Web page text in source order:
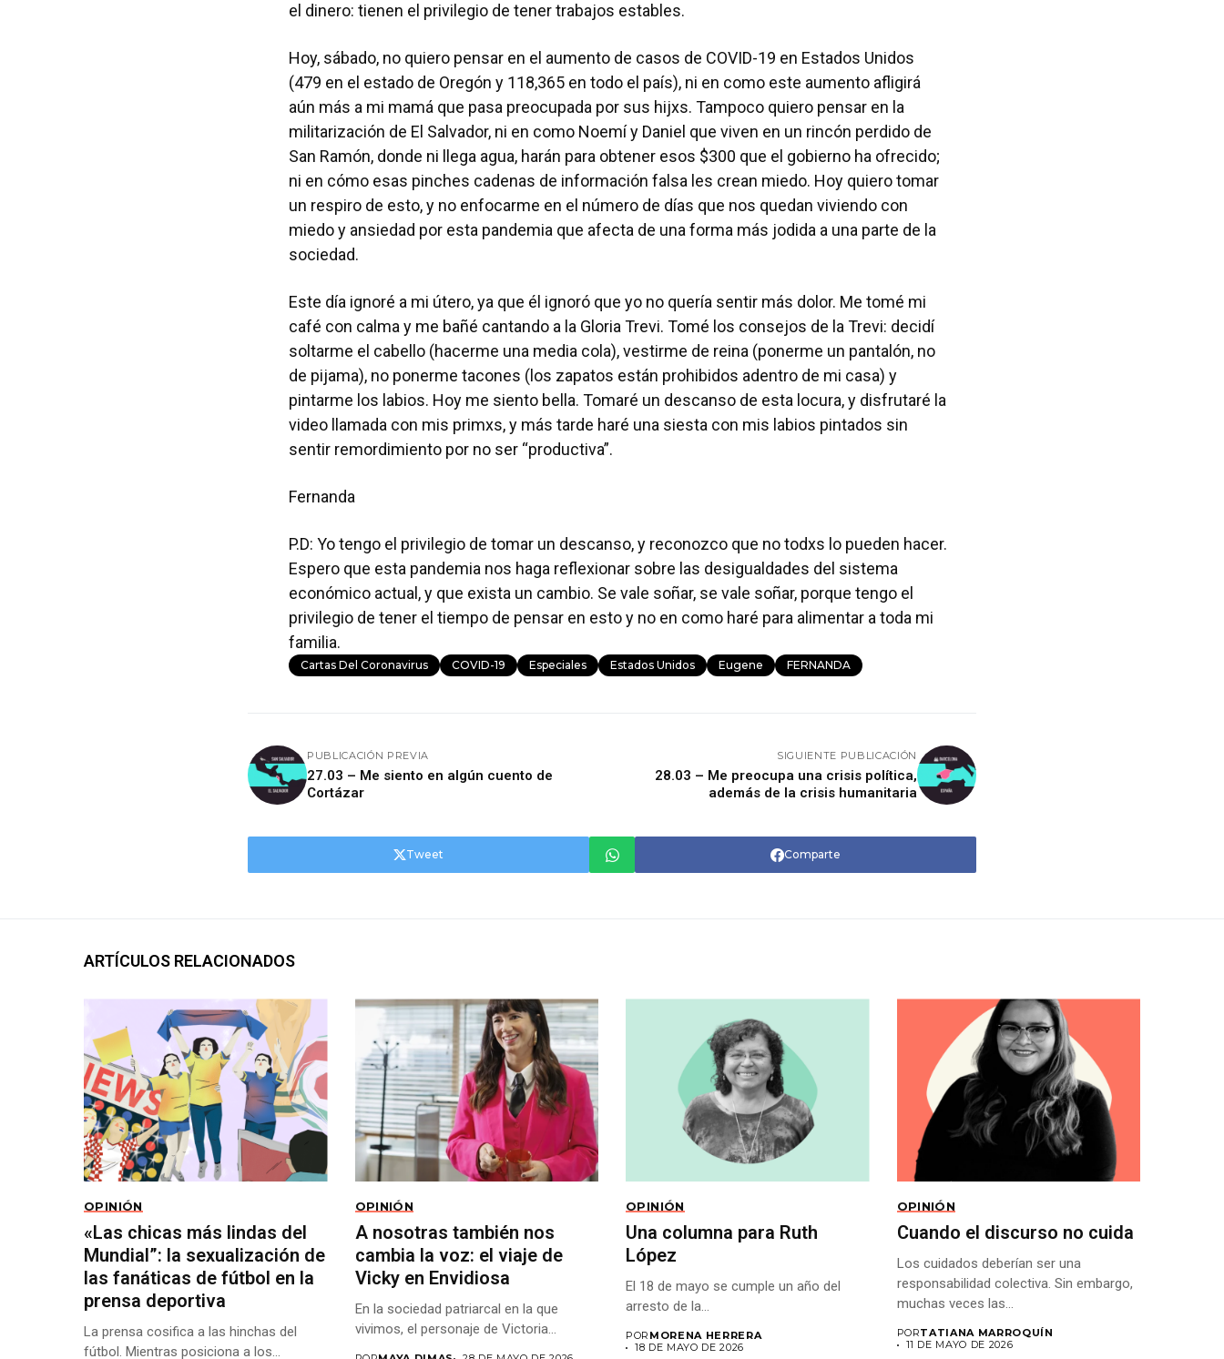
el dinero: tienen el privilegio de tener trabajos estables.
Hoy, sábado, no quiero pensar en el aumento de casos de COVID-19 en Estados Unidos
(479 en el estado de Oregón y 118,365 en todo el país), ni en como este aumento afligirá
aún más a mi mamá que pasa preocupada por sus hijxs. Tampoco quiero pensar en la
militarización de El Salvador, ni en como Noemí y Daniel que viven en un rincón perdido de
San Ramón, donde ni llega agua, harán para obtener esos $300 que el gobierno ha ofrecido;
ni en cómo esas pinches cadenas de información falsa les crean miedo. Hoy quiero tomar
un respiro de esto, y no enfocarme en el número de días que nos quedan viviendo con
miedo y ansiedad por esta pandemia que afecta de una forma más jodida a una parte de la
sociedad.
Este día ignoré a mi útero, ya que él ignoró que yo no quería sentir más dolor. Me tomé mi
café con calma y me bañé cantando a la Gloria Trevi. Tomé los consejos de la Trevi: decidí
soltarme el cabello (hacerme una media cola), vestirme de reina (ponerme un pantalón, no
de pijama), no ponerme tacones (los zapatos están prohibidos adentro de mi casa) y
pintarme los labios. Hoy me siento bella. Tomaré un descanso de esta locura, y disfrutaré la
video llamada con mis primxs, y más tarde haré una siesta con mis labios pintados sin
sentir remordimiento por no ser “productiva”.
Fernanda
P.D: Yo tengo el privilegio de tomar un descanso, y reconozco que no todxs lo pueden hacer.
Espero que esta pandemia nos haga reflexionar sobre las desigualdades del sistema
económico actual, y que exista un cambio. Se vale soñar, se vale soñar, porque tengo el
privilegio de tener el tiempo de pensar en esto y no en como haré para alimentar a toda mi
familia.
Cartas Del Coronavirus COVID-19 Especiales Estados Unidos Eugene FERNANDA
PUBLICACIÓN PREVIA
27.03 – Me siento en algún cuento de
Cortázar
SIGUIENTE PUBLICACIÓN
28.03 – Me preocupa una crisis política,
además de la crisis humanitaria
Comparte
Tweet
ARTÍCULOS RELACIONADOS
OPINIÓN
«Las chicas más lindas del
Mundial”: la sexualización de
las fanáticas de fútbol en la
prensa deportiva
La prensa cosifica a las hinchas del
fútbol. Mientras posiciona a los...
OPINIÓN
A nosotras también nos
cambia la voz: el viaje de
Vicky en Envidiosa
En la sociedad patriarcal en la que
vivimos, el personaje de Victoria...
OPINIÓN
Una columna para Ruth
López
El 18 de mayo se cumple un año del
arresto de la...
POR MORENA HERRERA
18 DE MAYO DE 2026
OPINIÓN
Cuando el discurso no cuida
Los cuidados deberían ser una
responsabilidad colectiva. Sin embargo,
muchas veces las...
PORTATIANA MARROQUÍN
11 DE MAYO DE 2026